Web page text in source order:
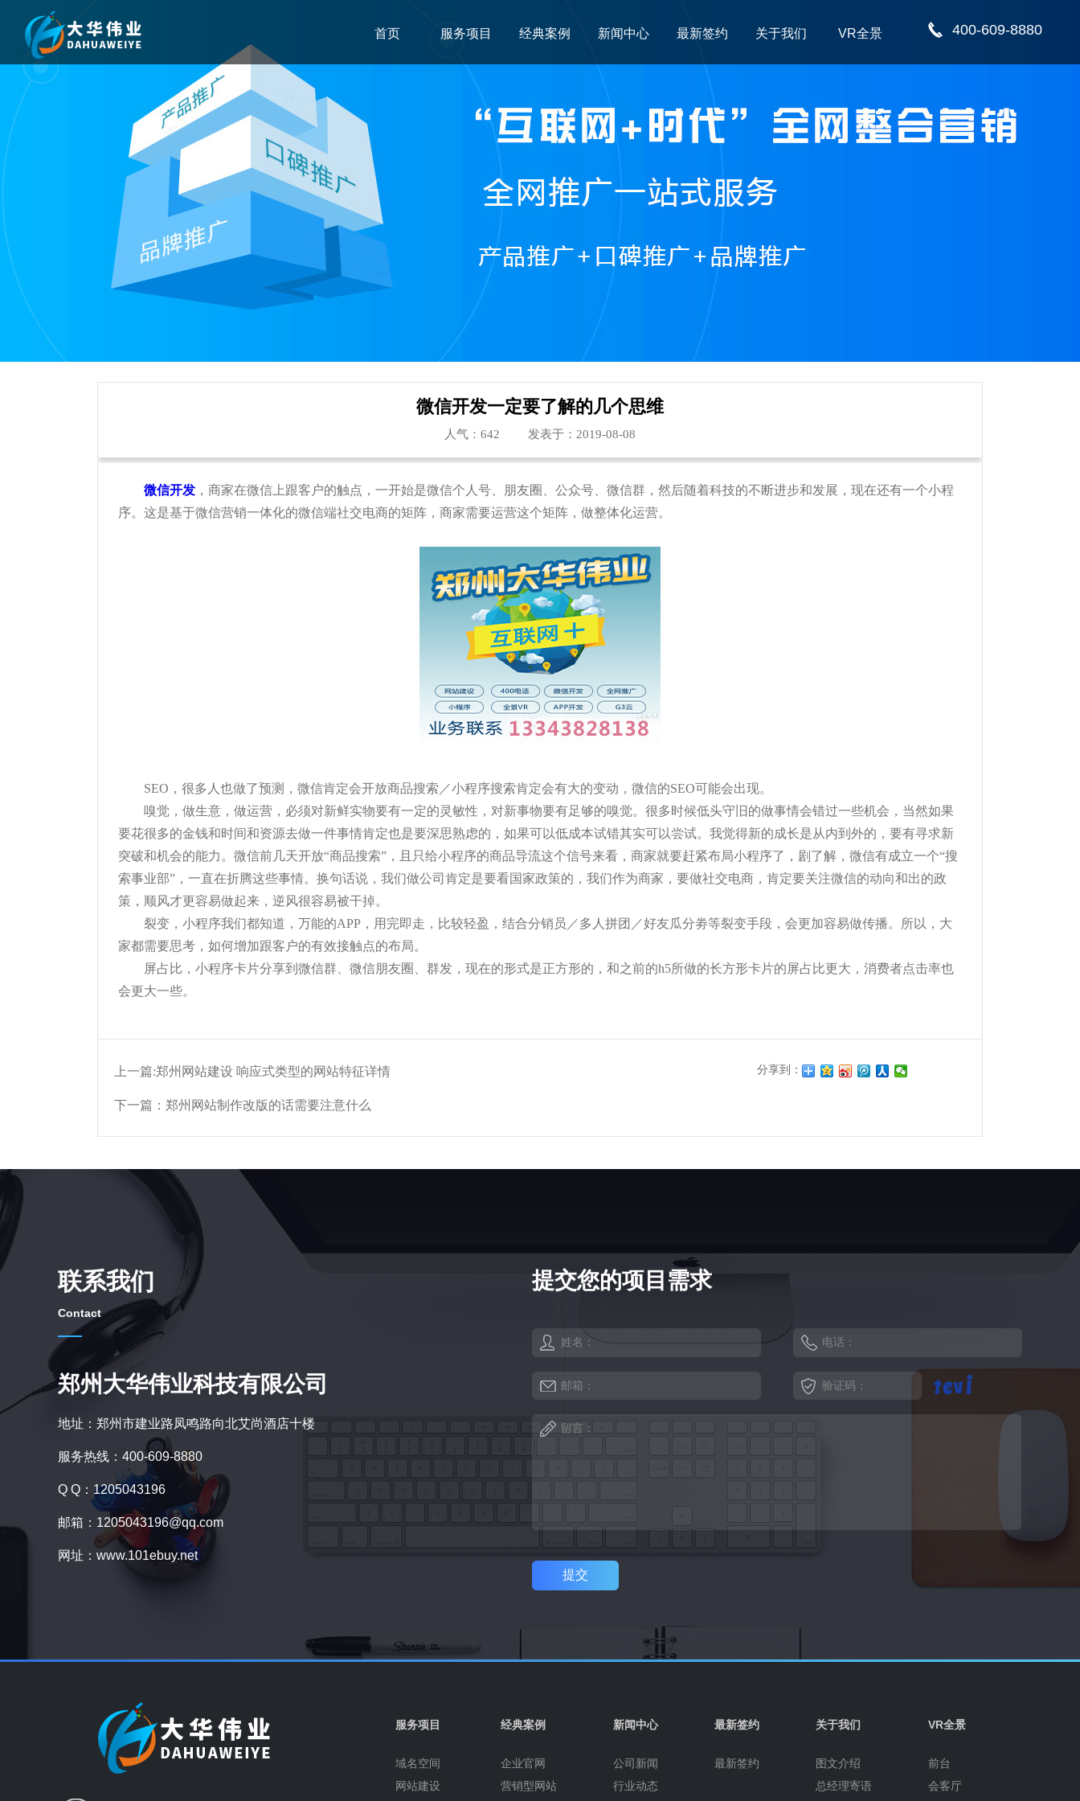
400-609-8880
首页 服务项目 经典案例 新闻中心 最新签约 关于我们 VR全景
微信开发一定要了解的几个思维
人气： 642 发表于：2019-08-08
微信开发 ，商家在微信上跟客户的触点，一开始是微信个人号、朋友圈、公众号、微信群，然后随着科技的不断进步和发展，现在还有一个小程
序。这是基于微信营销一体化的微信端社交电商的矩阵，商家需要运营这个矩阵，做整体化运营。
SEO，很多人也做了预测，微信肯定会开放商品搜索／小程序搜索肯定会有大的变动，微信的SEO可能会出现。
嗅觉，做生意，做运营，必须对新鲜实物要有一定的灵敏性，对新事物要有足够的嗅觉。很多时候低头守旧的做事情会错过一些机会，当然如果
要花很多的金钱和时间和资源去做一件事情肯定也是要深思熟虑的，如果可以低成本试错其实可以尝试。我觉得新的成长是从内到外的，要有寻求新
突破和机会的能力。微信前几天开放“商品搜索”，且只给小程序的商品导流这个信号来看，商家就要赶紧布局小程序了，剧了解，微信有成立一个“搜
索事业部”，一直在折腾这些事情。换句话说，我们做公司肯定是要看国家政策的，我们作为商家，要做社交电商，肯定要关注微信的动向和出的政
策，顺风才更容易做起来，逆风很容易被干掉。
裂变，小程序我们都知道，万能的APP，用完即走，比较轻盈，结合分销员／多人拼团／好友瓜分劵等裂变手段，会更加容易做传播。所以，大
家都需要思考，如何增加跟客户的有效接触点的布局。
屏占比，小程序卡片分享到微信群、微信朋友圈、群发，现在的形式是正方形的，和之前的h5所做的长方形卡片的屏占比更大，消费者点击率也
会更大一些。
上一篇:郑州网站建设 响应式类型的网站特征详情
下一篇： 郑州网站制作改版的话需要注意什么
分享到：
联系我们
Contact
郑州大华伟业科技有限公司
地址：郑州市建业路凤鸣路向北艾尚酒店十楼
服务热线：400-609-8880
Q Q：1205043196
邮箱：1205043196@qq.com
网址：www.101ebuy.net
提交您的项目需求
姓名： 电话：
邮箱： 验证码：
留言：
提交
服务项目
域名空间
网站建设
经典案例
企业官网
营销型网站
新闻中心
公司新闻
行业动态
最新签约
最新签约
关于我们
图文介绍
总经理寄语
VR全景
前台
会客厅